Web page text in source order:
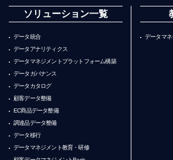
ソリューション一覧
データ統合
データアナリティクス
データマネジメントプラットフォーム構築
データガバナンス
データカタログ
顧客データ整備
EC商品データ整備
調達品データ整備
データ移行
データマネジメント教育・研修
データマ